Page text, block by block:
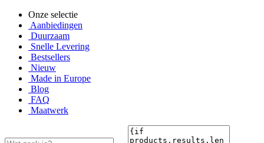
Onze selectie
Aanbiedingen
Duurzaam
Snelle Levering
Bestsellers
Nieuw
Made in Europe
Blog
FAQ
Maatwerk